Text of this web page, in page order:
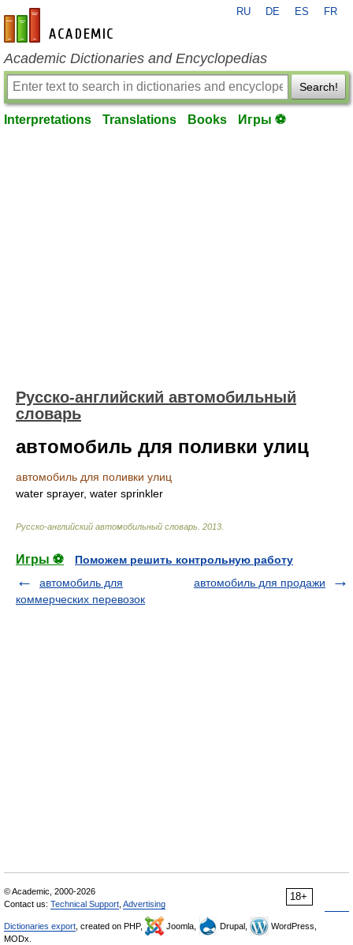
en-academic.com
RU DE ES FR
Academic Dictionaries and Encyclopedias
Search!
Interpretations Translations Books Игры ⚽
Русско-английский автомобильный
словарь
автомобиль для поливки улиц
автомобиль для поливки улиц
water sprayer, water sprinkler
Русско-английский автомобильный словарь 2013
Игры ⚽
Поможем решить контрольную работу
автомобиль для
коммерческих перевозок
автомобиль для продажи
18+
© Academic, 2000-2026
Contact us: Technical Support Advertising
Dictionaries export , created on PHP, Joomla, Drupal,
WordPress,
MODx.